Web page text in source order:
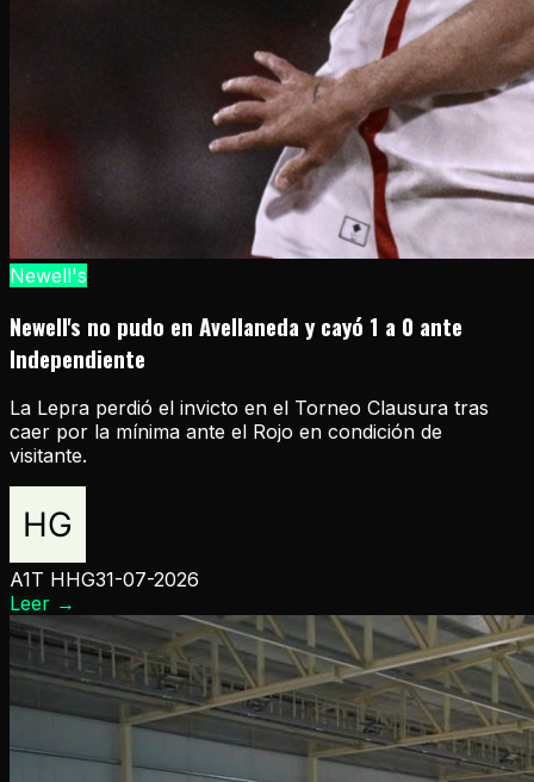
Newell's
Newell's no pudo en Avellaneda y cayó 1 a 0 ante
Independiente
La Lepra perdió el invicto en el Torneo Clausura tras
caer por la mínima ante el Rojo en condición de
visitante.
A1T HHG31-07-2026
Leer →